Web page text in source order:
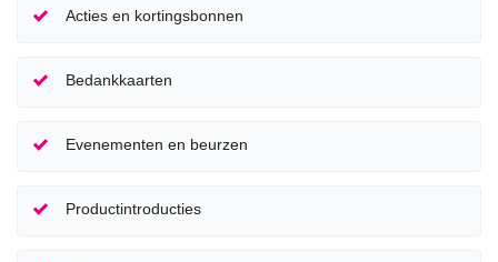
Acties en kortingsbonnen
Bedankkaarten
Evenementen en beurzen
Productintroducties